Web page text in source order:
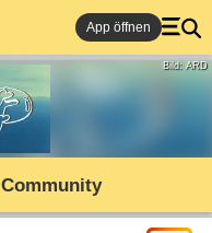
App öffnen
Bild: ARD
Community